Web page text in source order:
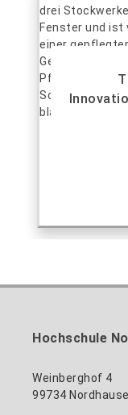
Hochschule
Weinberghof 4
99734